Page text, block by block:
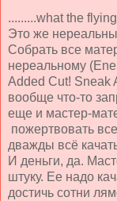
.........what the
Это же
Собрать все
нереальному
Added Cut! Sneak
вообще что-то
еще и мастер-
пожертвовать
дважды всё
И деньги, да.
штуку. Ее надо
достичь сотни